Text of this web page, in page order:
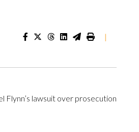
|
lawsuit over prosecution